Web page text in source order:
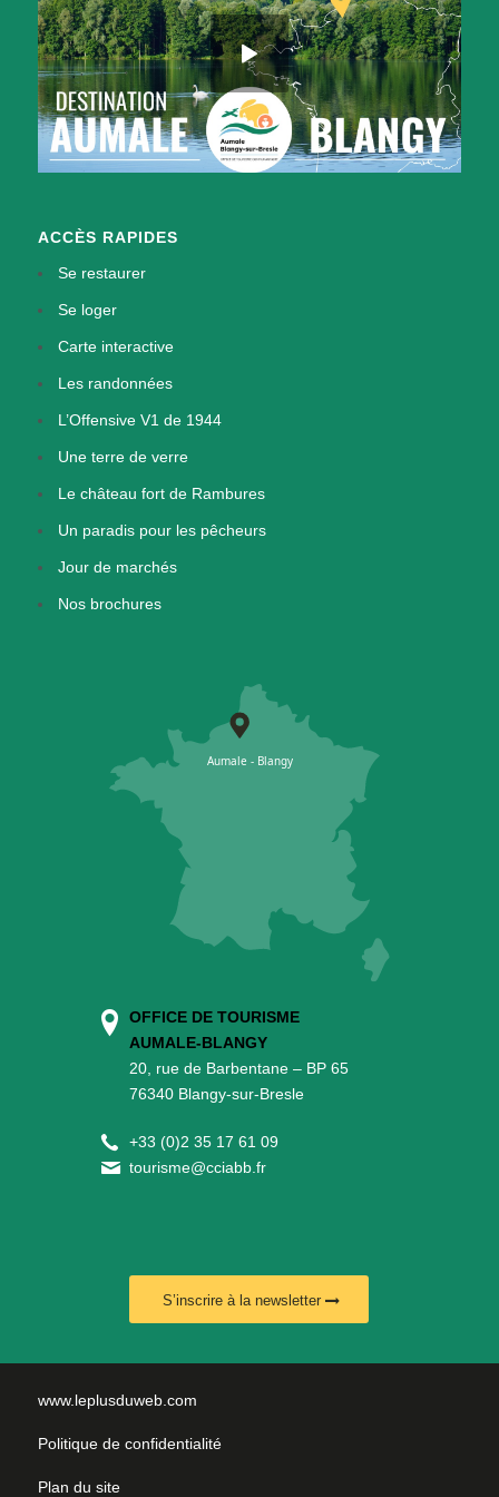
ACCÈS RAPIDES
Se restaurer
Se loger
Carte interactive
Les randonnées
L’Offensive V1 de 1944
Une terre de verre
Le château fort de Rambures
Un paradis pour les pêcheurs
Jour de marchés
Nos brochures
OFFICE DE TOURISME
AUMALE-BLANGY
20, rue de Barbentane – BP 65
76340 Blangy-sur-Bresle
+33 (0)2 35 17 61 09
tourisme@cciabb.fr
S’inscrire à la newsletter
www.leplusduweb.com
Politique de confidentialité
Plan du site